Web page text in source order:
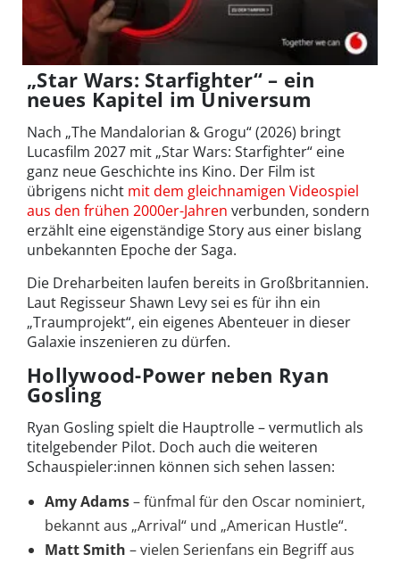
„Star Wars: Starfighter“ – ein
neues Kapitel im Universum
Nach „The Mandalorian & Grogu“ (2026) bringt
Lucasfilm 2027 mit „Star Wars: Starfighter“ eine
ganz neue Geschichte ins Kino. Der Film ist
übrigens nicht mit dem gleichnamigen Videospiel
aus den frühen 2000er-Jahren verbunden, sondern
erzählt eine eigenständige Story aus einer bislang
unbekannten Epoche der Saga.
Die Dreharbeiten laufen bereits in Großbritannien.
Laut Regisseur Shawn Levy sei es für ihn ein
„Traumprojekt“, ein eigenes Abenteuer in dieser
Galaxie inszenieren zu dürfen.
Hollywood-Power neben Ryan
Gosling
Ryan Gosling spielt die Hauptrolle – vermutlich als
titelgebender Pilot. Doch auch die weiteren
Schauspieler:innen können sich sehen lassen:
Amy Adams– fünfmal für den Oscar nominiert,
bekannt aus „Arrival“ und „American Hustle“.
Matt Smith – vielen Serienfans ein Begriff aus